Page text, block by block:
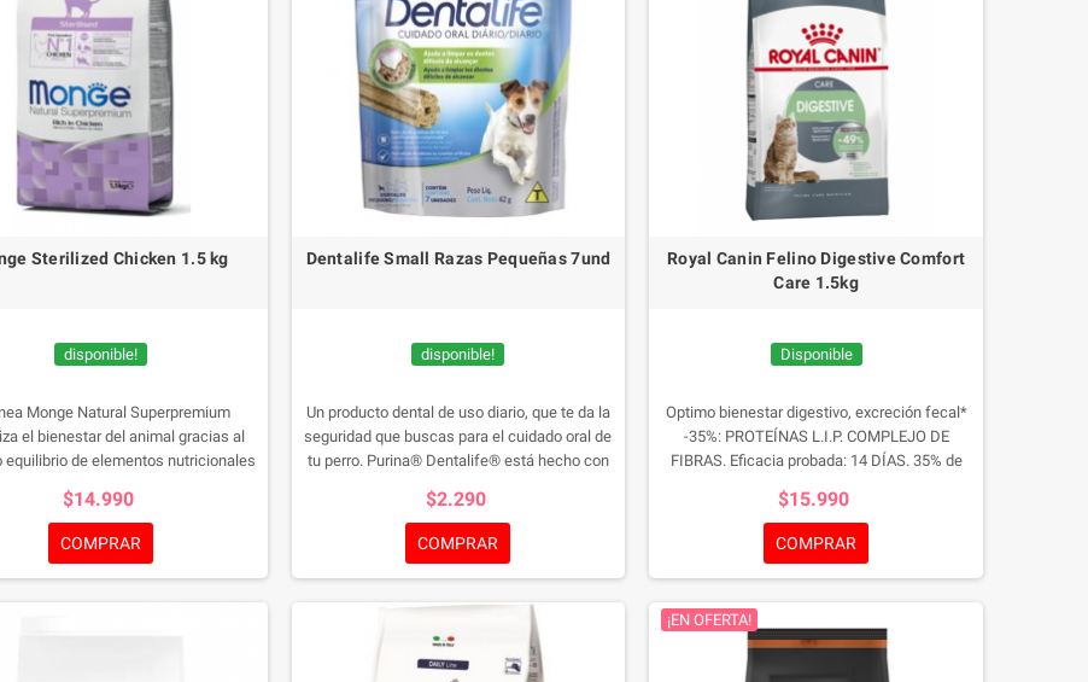
Sterilized Chicken 1.5 kg
disponible!
Monge Natural Superpremium
el bienestar del animal gracias al
equilibrio de elementos nutricionales
Monge Natural Superpremium
$14.990
COMPRAR
Dentalife Small Razas Pequeñas 7und
disponible!
Un producto dental de uso diario, que te da la
seguridad que buscas para el cuidado oral de
tu perro. Purina® Dentalife® está hecho con
científicamente, que hace que los perros
$2.290
COMPRAR
Royal Canin Felino Digestive Comfort
Care 1.5kg
Disponible
Optimo bienestar digestivo, excreción fecal*
-35%: PROTEÍNAS L.I.P. COMPLEJO DE
FIBRAS. Eficacia probada: 14 DÍAS. 35% de
de uso exclusivo de DIGESTIVE COMFORT
$15.990
COMPRAR
¡EN OFERTA!